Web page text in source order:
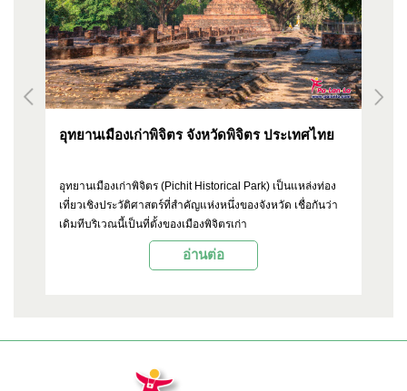
อุทยานเมืองเก่าพิจิตร จังหวัดพิจิตร ประเทศไทย
อุทยานเมืองเก่าพิจิตร (Pichit Historical Park) เป็นแหล่งท่อง
เที่ยวเชิงประวัติศาสตร์ที่สำคัญแห่งหนึ่งของจังหวัด เชื่อกันว่า
เดิมทีบริเวณนี้เป็นที่ตั้งของเมืองพิจิตรเก่า
อ่านต่อ